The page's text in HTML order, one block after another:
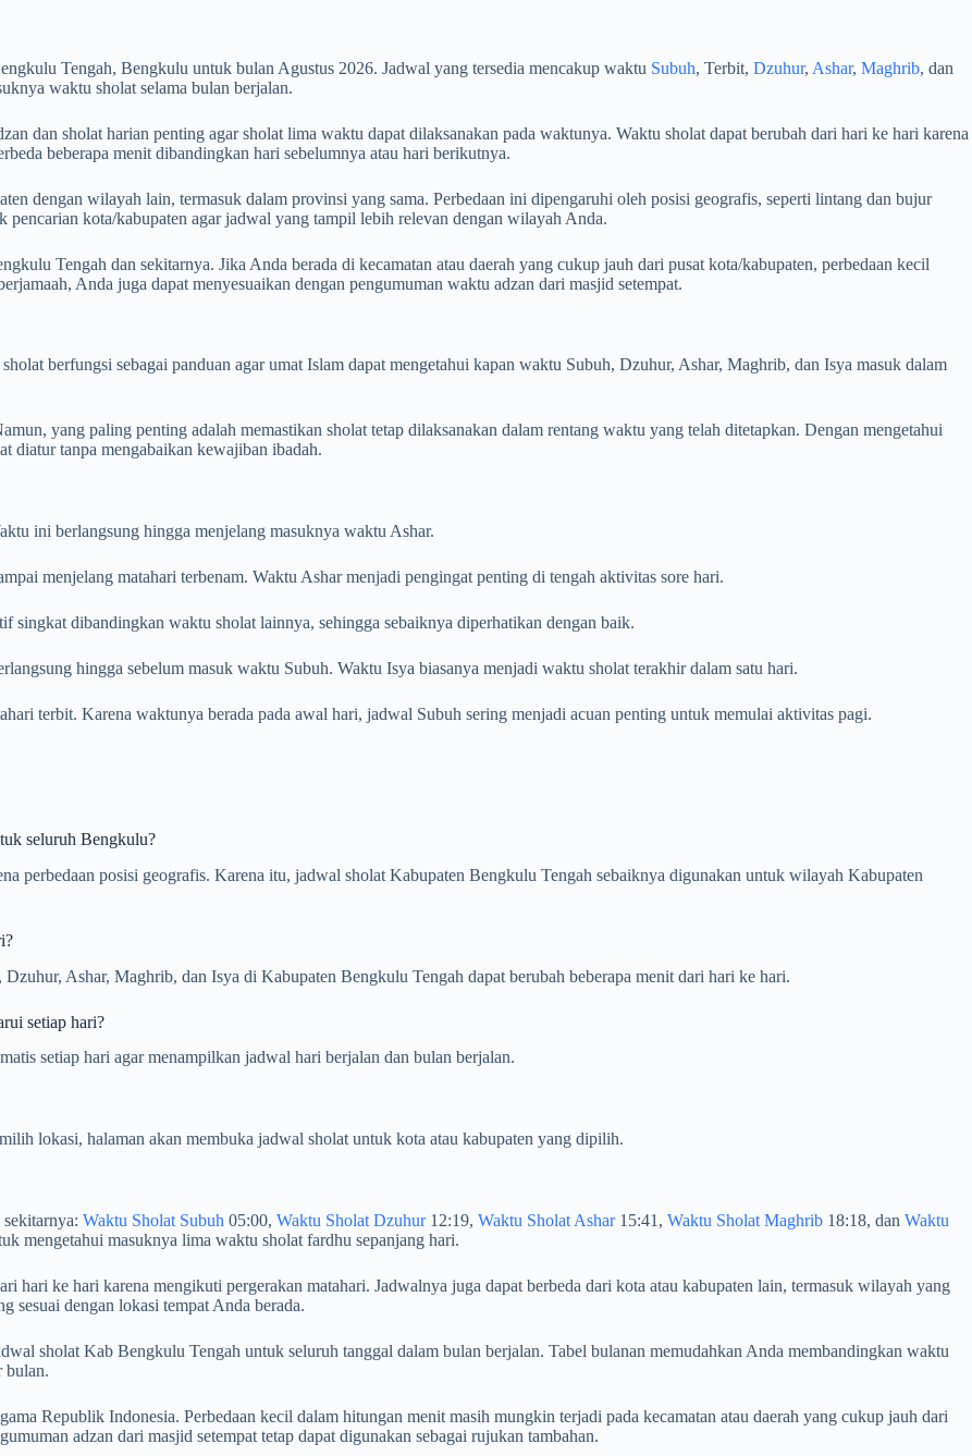
Tengah, Bengkulu untuk bulan Agustus 2026. Jadwal yang tersedia mencakup waktu Subuh, Terbit, Dzuhur, Ashar, Maghrib, dan
waktu sholat selama bulan berjalan.
dan sholat harian penting agar sholat lima waktu dapat dilaksanakan pada waktunya. Waktu sholat dapat berubah dari hari ke hari karena
beberapa menit dibandingkan hari sebelumnya atau hari berikutnya.
dengan wilayah lain, termasuk dalam provinsi yang sama. Perbedaan ini dipengaruhi oleh posisi geografis, seperti lintang dan bujur
kota/kabupaten agar jadwal yang tampil lebih relevan dengan wilayah Anda.
Tengah dan sekitarnya. Jika Anda berada di kecamatan atau daerah yang cukup jauh dari pusat kota/kabupaten, perbedaan kecil
Anda juga dapat menyesuaikan dengan pengumuman waktu adzan dari masjid setempat.
berfungsi sebagai panduan agar umat Islam dapat mengetahui kapan waktu Subuh, Dzuhur, Ashar, Maghrib, dan Isya masuk dalam
yang paling penting adalah memastikan sholat tetap dilaksanakan dalam rentang waktu yang telah ditetapkan. Dengan mengetahui
diatur tanpa mengabaikan kewajiban ibadah.
ini berlangsung hingga menjelang masuknya waktu Ashar.
menjelang matahari terbenam. Waktu Ashar menjadi pengingat penting di tengah aktivitas sore hari.
singkat dibandingkan waktu sholat lainnya, sehingga sebaiknya diperhatikan dengan baik.
hingga sebelum masuk waktu Subuh. Waktu Isya biasanya menjadi waktu sholat terakhir dalam satu hari.
terbit. Karena waktunya berada pada awal hari, jadwal Subuh sering menjadi acuan penting untuk memulai aktivitas pagi.
seluruh Bengkulu?
perbedaan posisi geografis. Karena itu, jadwal sholat Kabupaten Bengkulu Tengah sebaiknya digunakan untuk wilayah Kabupaten
Ashar, Maghrib, dan Isya di Kabupaten Bengkulu Tengah dapat berubah beberapa menit dari hari ke hari.
setiap hari?
setiap hari agar menampilkan jadwal hari berjalan dan bulan berjalan.
lokasi, halaman akan membuka jadwal sholat untuk kota atau kabupaten yang dipilih.
Waktu Sholat Subuh 05:00, Waktu Sholat Dzuhur12:19, Waktu Sholat Ashar15:41, Waktu Sholat Maghrib 18:18, dan Waktu
mengetahui masuknya lima waktu sholat fardhu sepanjang hari.
hari ke hari karena mengikuti pergerakan matahari. Jadwalnya juga dapat berbeda dari kota atau kabupaten lain, termasuk wilayah yang
sesuai dengan lokasi tempat Anda berada.
sholat Kab Bengkulu Tengah untuk seluruh tanggal dalam bulan berjalan. Tabel bulanan memudahkan Anda membandingkan waktu
bulan.
Republik Indonesia. Perbedaan kecil dalam hitungan menit masih mungkin terjadi pada kecamatan atau daerah yang cukup jauh dari
adzan dari masjid setempat tetap dapat digunakan sebagai rujukan tambahan.